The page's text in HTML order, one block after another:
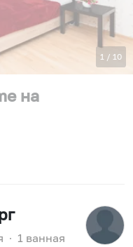
1 / 10
на
∙ 1 ванная